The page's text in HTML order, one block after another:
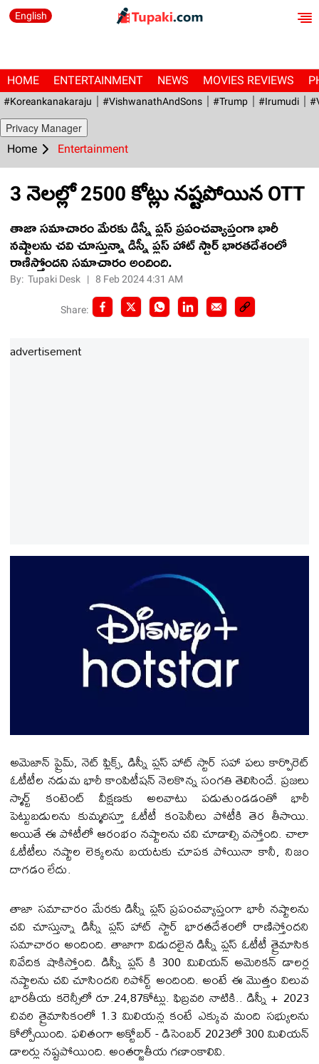
English
HOME ENTERTAINMENT NEWS MOVIES REVIEWS
#Koreankanakaraju #VishwanathAndSons #Trump #irumudi
Privacy Manager
Home Entertainment
3 నెల‌ల్లో 2500 కోట్లు న‌ష్ట‌పోయిన OTT
తాజా స‌మాచారం మేర‌కు డిస్నీ ప్ల‌స్ ప్ర‌పంచ‌వ్యాప్తంగా భారీ
న‌ష్టాల‌ను చ‌వి చూస్తున్నా డిస్నీ ప్ల‌స్ హాట్ స్టార్ భార‌త‌దేశంలో
రాణిస్తోంద‌ని స‌మాచారం అందింది.
By:Tupaki Desk |8 Feb 2024 4:31 AM
Share:
advertisement
అమెజాన్ ప్రైమ్, నెట్ ఫ్లిక్స్, డిస్నీ ప్ల‌స్ హాట్ స్టార్ స‌హా ప‌లు కార్పొరెట్
ఓటీటీల న‌డుమ భారీ కాంపిటీష‌న్ నెల‌కొన్న సంగ‌తి తెలిసిందే. ప్ర‌జ‌లు
స్మార్ట్ కంటెంట్ వీక్ష‌ణ‌కు అల‌వాటు ప‌డుతుండ‌డంతో భారీ
పెట్టుబ‌డుల‌ను కుమ్మ‌రిస్తూ ఓటీటీ కంపెనీలు పోటీకి తెర తీసాయి.
అయితే ఈ పోటీలో ఆరంభం న‌ష్టాల‌ను చ‌వి చూడాల్సి వ‌స్తోంది. చాలా
ఓటీటీలు న‌ష్టాల లెక్క‌ల‌ను బ‌య‌ట‌కు చూప‌క పోయినా కానీ, నిజం
దాగ‌డం లేదు.
తాజా స‌మాచారం మేర‌కు డిస్నీ ప్ల‌స్ ప్ర‌పంచ‌వ్యాప్తంగా భారీ న‌ష్టాల‌ను
చ‌వి చూస్తున్నా డిస్నీ ప్ల‌స్ హాట్ స్టార్ భార‌త‌దేశంలో రాణిస్తోంద‌ని
స‌మాచారం అందింది. తాజాగా విడుద‌లైన‌ డిస్నీ ప్ల‌స్ ఓటీటీ త్రైమాసిక
నివేదిక షాకిస్తోంది. డిస్నీ ప్ల‌స్ కి 300 మిలియన్ అమెరిక‌న్ డాల‌ర్ల‌
నష్టాలను చ‌వి చూసింద‌ని రిపోర్ట్ అందింది. అంటే ఈ మొత్తం విలువ
భార‌తీయ క‌రెన్సీలో రూ.24,87కోట్లు. ఫిబ్ర‌వ‌రి నాటికి.. డిస్నీ + 2023
చివరి త్రైమాసికంలో 1.3 మిలియన్ల కంటే ఎక్కువ మంది సభ్యులను
కోల్పోయింది. ఫలితంగా అక్టోబర్ - డిసెంబర్ 2023లో 300 మిలియన్
డాల‌ర్లు నష్టపోయింది. అంతర్జాతీయ గ‌ణాంకాలివి.